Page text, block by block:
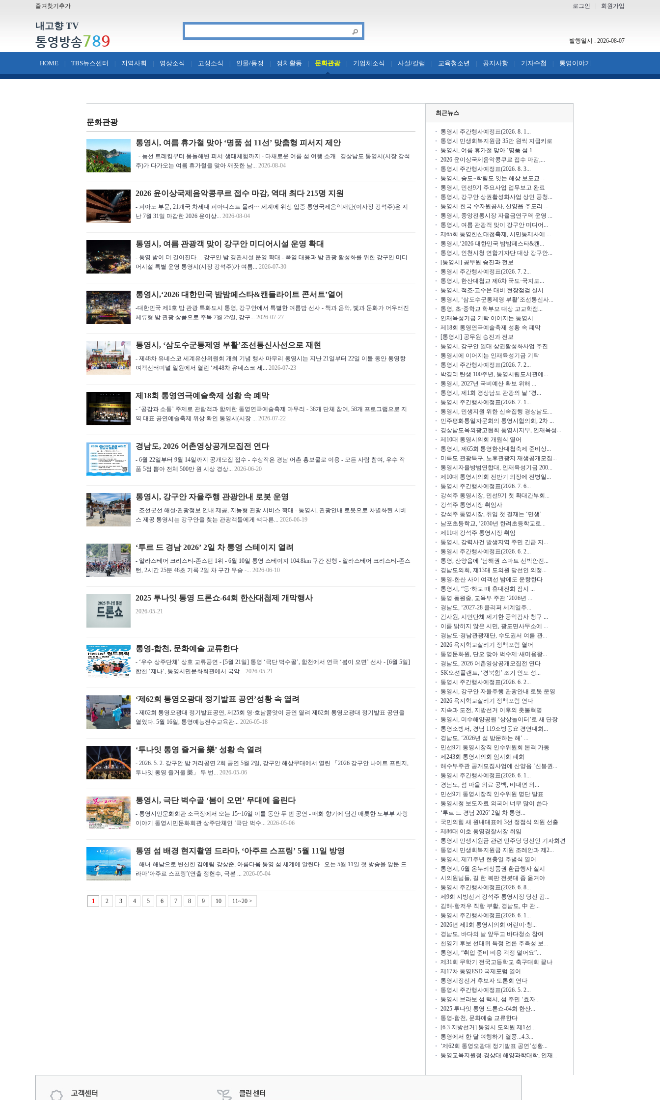
즐겨찾기추가 로그인 회원가입
내고향 TV
통영방송789 발행일시 : 2026-08-07
HOME TBS뉴스센터 지역사회 영상소식 고성소식 인물/동정 정치활동 문화관광 기업체소식 사설/칼럼 교육청소년 공지사항 기자수첩 통영이야기
문화관광
통영시, 여름 휴가철 맞아 ‘명품 섬 11선’ 맞춤형 피서지 제안
- 능선 트레킹부터 몽돌해변 피서·생태체험까지 - 다채로운 여름 섬 여행 소개 경상남도 통영시(시장 강석
주)가 다가오는 여름 휴가철을 맞아 깨끗한 남... 2026-08-04
2026 윤이상국제음악콩쿠르 접수 마감, 역대 최다 215명 지원
- 피아노 부문, 21개국 차세대 피아니스트 몰려··· 세계에 위상 입증 통영국제음악재단(이사장 강석주)은 지
난 7월 31일 마감한 2026 윤이상... 2026-08-04
통영시, 여름 관광객 맞이 강구안 미디어시설 운영 확대
- 통영 밤이 더 길어진다… 강구안 밤 경관시설 운영 확대 - 폭염 대응과 밤 관광 활성화를 위한 강구안 미디
어시설 특별 운영 통영시(시장 강석주)가 여름... 2026-07-30
통영시,‘2026 대한민국 밤밤페스타&캔들라이트 콘서트’열어
-대한민국 제1호 밤 관광 특화도시 통영, 강구안에서 특별한 여름밤 선사 - 책과 음악, 빛과 문화가 어우러진
체류형 밤 관광 상품으로 주목 7월 25일, 강구... 2026-07-27
통영시, ‘삼도수군통제영 부활’조선통신사선으로 재현
- 제48차 유네스코 세계유산위원회 개최 기념 행사 마무리 통영시는 지난 21일부터 22일 이틀 동안 통영항
여객선터미널 일원에서 열린 ‘제48차 유네스코 세... 2026-07-23
제18회 통영연극예술축제 성황 속 폐막
- ‘공감과 소통’ 주제로 관람객과 함께한 통영연극예술축제 마무리 - 38개 단체 참여, 58개 프로그램으로 지
역 대표 공연예술축제 위상 확인 통영시(시장 ... 2026-07-22
경남도, 2026 어촌영상공개모집전 연다
- 6월 22일부터 9월 14일까지 공개모집 접수 - 수상작은 경남 어촌 홍보물로 이용 - 모든 사람 참여, 우수 작
품 5점 뽑아 전체 500만 원 시상 경상... 2026-06-20
통영시, 강구안 자율주행 관광안내 로봇 운영
- 조선군선 해설‧관광정보 안내 제공, 지능형 관광 서비스 확대 - 통영시, 관광안내 로봇으로 차별화된 서비
스 제공 통영시는 강구안을 찾는 관광객들에게 색다른... 2026-06-19
‘투르 드 경남 2026’ 2일 차 통영 스테이지 열려
- 알라스테어 크리스티-존스턴 1위 - 6월 10일 통영 스테이지 104.8km 구간 진행 - 알라스테어 크리스티-존스
턴, 2시간 25분 48초 기록 2일 차 구간 우승 -... 2026-06-10
2025 투나잇 통영 드론쇼-64회 한산대첩제 개막행사
2026-05-21
통영-합천, 문화예술 교류한다
- ‘우수 상주단체’ 상호 교류공연 - [5월 21일] 통영 ‘극단 벅수골’, 합천에서 연극 ‘봄이 오면’ 선사 - [6월 5일]
합천 ‘제나’, 통영시민문화회관에서 국악... 2026-05-21
‘제62회 통영오광대 정기발표 공연’성황 속 열려
- 제62회 통영오광대 정기발표공연, 제25회 영·호남품앗이 공연 열려 제62회 통영오광대 정기발표 공연을
열었다. 5월 16일, 통영예능전수교육관... 2026-05-18
‘투나잇 통영 즐거울 樂’ 성황 속 열려
- 2026. 5. 2. 강구안 밤 거리공연 2회 공연 5월 2일, 강구안 해상무대에서 열린 「2026 강구안 나이트 프린지,
투나잇 통영 즐거울 樂」 두 번... 2026-05-06
통영시, 극단 벅수골 ‘봄이 오면’ 무대에 올린다
- 통영시민문화회관 소극장에서 오는 15~16일 이틀 동안 두 번 공연 - 매화 향기에 담긴 애틋한 노부부 사랑
이야기 통영시민문화회관 상주단체인 ‘극단 벅수... 2026-05-06
통영 섬 배경 현지촬영 드라마, ‘아주르 스프링’ 5월 11일 방영
- 해녀·해남으로 변신한 김예림·강상준, 아름다움 통영 섬 세계에 알린다 오는 5월 11일 첫 방송을 앞둔 드
라마‘아주르 스프링’(연출 정헌수, 극본 ... 2026-05-04
1 2 3 4 5 6 7 8 9 10 11~20 >
최근뉴스
통영시 주간행사예정표(2026. 8. 1...
통영시 민생회복지원금 35만 원씩 지급키로
통영시, 여름 휴가철 맞아 ‘명품 섬 1...
2026 윤이상국제음악콩쿠르 접수 마감,...
통영시 주간행사예정표(2026. 8. 3...
통영시, 송도~학림도 잇는 해상 보도교 ...
통영시, 민선9기 주요사업 업무보고 완료
통영시, 강구안 상권활성화사업 상인 공청...
통영시-한국 수자원공사, 산양읍 추도리 ...
통영시, 중앙전통시장 자율금연구역 운영 ...
통영시, 여름 관광객 맞이 강구안 미디어...
제65회 통영한산대첩축제, 시민통제사에 ...
통영시,‘2026 대한민국 밤밤페스타&캔...
통영시, 인천시청 연합기자단 대상 강구안...
[통영시] 공무원 승진과 전보
통영시 주간행사예정표(2026. 7. 2...
통영시, 한산대첩교 제6차 국도·국지도...
통영시, 적조‧고수온 대비 현장점검 실시
통영시, ‘삼도수군통제영 부활’조선통신사...
통영, 초·중학교 학부모 대상 고교학점...
인재육성기금 기탁 이어지는 통영시
제18회 통영연극예술축제 성황 속 폐막
[통영시] 공무원 승진과 전보
통영시, 강구안 일대 상권활성화사업 추진
통영시에 이어지는 인재육성기금 기탁
통영시 주간행사예정표(2026. 7. 2...
박경리 탄생 100주년, 통영시립도서관에...
통영시, 2027년 국비예산 확보 위해 ...
통영시, 제1회 경상남도 관광의 날 ‘경...
통영시 주간행사예정표(2026. 7. 1...
통영시, 민생지원 위한 신속집행 경상남도...
민주평화통일자문회의 통영시협의회, 2차 ...
경상남도옥외광고협회 통영시지부, 인재육성...
제10대 통영시의회 개원식 열어
통영시, 제65회 통영한산대첩축제 준비상...
미륵도 관광특구, 노후관광지 재생공개모집...
통영시자율방범연합대, 인재육성기금 200...
제10대 통영시의회 전반기 의장에 전병일...
통영시 주간행사예정표(2026. 7. 6...
강석주 통영시장, 민선9기 첫 확대간부회...
강석주 통영시장 취임사
강석주 통영시장, 취임 첫 결재는 ‘민생’
남포초등학교, ‘2030년 한려초등학교로...
제11대 강석주 통영시장 취임
통영시, 강력사건 발생지역 주민 긴급 지...
통영시 주간행사예정표(2026. 6. 2...
통영, 산양읍에 ‘남해권 스마트 선박안전...
경남도의회, 제13대 도의원 당선인 의정...
통영-한산 사이 여객선 밤에도 운항한다
통영시, “등·하교 때 휴대전화 잠시 ...
통영 동원중, 교육부 주관 ‘2026년 ...
경남도, ‘2027-28 클리퍼 세계일주...
감사원, 시민단체 제기한 공익감사 청구 ...
이름 밝히지 않은 시민, 광도면사무소에 ...
경남도·경남관광재단, 수도권서 여름 관...
2026 욕지학교살리기 정책포럼 열어
통영문화원, 단오 맞아 벅수제·새미용왕...
경남도, 2026 어촌영상공개모집전 연다
SK오션플랜트, ‘경북함’ 조기 인도 성...
통영시 주간행사예정표(2026. 6. 2...
통영시, 강구안 자율주행 관광안내 로봇 운영
2026 욕지학교살리기 정책포럼 연다
지속과 도전, 지방선거 이후의 촛불혁명
통영시, 미수해양공원 ‘상상놀이터’로 새 단장
통영소방서, 경남 119소방동요 경연대회...
경남도, ‘2026년 섬 방문하는 해’ ...
민선9기 통영시장직 인수위원회 본격 가동
제243회 통영시의회 임시회 폐회
해수부주관 공개모집사업에 산양읍 ‘신봉권...
통영시 주간행사예정표(2026. 6. 1...
경남도, 섬 마을 의료 공백, 비대면 의...
민선9기 통영시장직 인수위원 명단 발표
통영시청 보도자료 외국어 너무 많이 쓴다
‘투르 드 경남 2026’ 2일 차 통영...
국민의힘 새 원내대표에 3선 정점식 의원 선출
제86대 이호 통영경찰서장 취임
통영시 민생지원금 관련 민주당 당선인 기자회견
통영시 민생회복지원금 지원 조례안과 제2...
통영시, 제71주년 현충일 추념식 열어
통영시, 6월 온누리상품권 환급행사 실시
시의원님들, 길 한 복판 전봇대 좀 옮겨야
통영시 주간행사예정표(2026. 6. 8...
제9회 지방선거 강석주 통영시장 당선 감...
김해-항저우 직항 부활, 경남도, 中 관...
통영시 주간행사예정표(2026. 6. 1...
2026년 제1회 통영시의회 어린이·청...
경남도, 바다의 날 앞두고 바다청소 참여
천영기 후보 선대위 특정 언론 추측성 보...
통영시, “취업 준비 비용 걱정 덜어요”...
제31회 무학기 전국고등학교 축구대회 끝나
제17차 통영ESD 국제포럼 열어
통영시장선거 후보자 토론회 연다
통영시 주간행사예정표(2026. 5. 2...
통영시 브라보 섬 택시, 섬 주민 ‘효자...
2025 투나잇 통영 드론쇼-64회 한산...
통영-합천, 문화예술 교류한다
[6.3 지방선거] 통영시 도의원 제1선...
통영에서 한 달 여행하기 열풍...4.3...
‘제62회 통영오광대 정기발표 공연’성황...
통영교육지원청-경상대 해양과학대학, 인재...